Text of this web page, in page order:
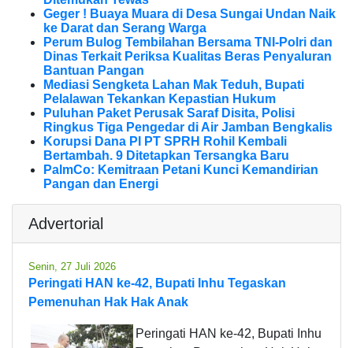
Geger ! Buaya Muara di Desa Sungai Undan Naik
ke Darat dan Serang Warga
Perum Bulog Tembilahan Bersama TNI-Polri dan
Dinas Terkait Periksa Kualitas Beras Penyaluran
Bantuan Pangan
Mediasi Sengketa Lahan Mak Teduh, Bupati
Pelalawan Tekankan Kepastian Hukum
Puluhan Paket Perusak Saraf Disita, Polisi
Ringkus Tiga Pengedar di Air Jamban Bengkalis
Korupsi Dana PI PT SPRH Rohil Kembali
Bertambah. 9 Ditetapkan Tersangka Baru
PalmCo: Kemitraan Petani Kunci Kemandirian
Pangan dan Energi
Advertorial
Senin, 27 Juli 2026
Peringati HAN ke-42, Bupati Inhu Tegaskan
Pemenuhan Hak Hak Anak
Peringati HAN ke-42, Bupati Inhu